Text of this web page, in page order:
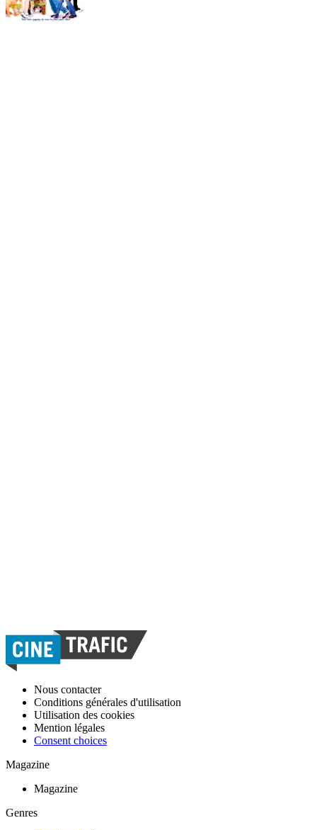
Nous contacter
Conditions générales d'utilisation
Utilisation des cookies
Mention légales
Consent choices
Magazine
Magazine
Genres